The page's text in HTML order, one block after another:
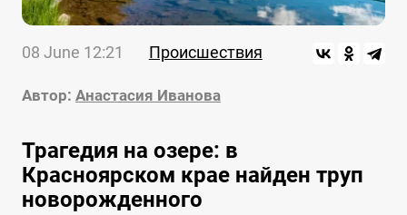
08 June 12:21 Происшествия
Автор: Анастасия Иванова
Трагедия на озере: в
Красноярском крае найден труп
новорожденного